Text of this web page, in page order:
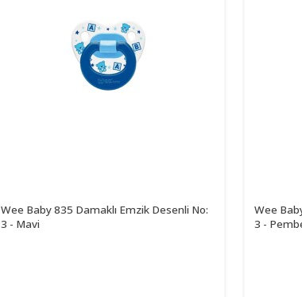
Wee Baby 835 Damaklı Emzik Desenli No:
3 - Mavi
Wee
3 -